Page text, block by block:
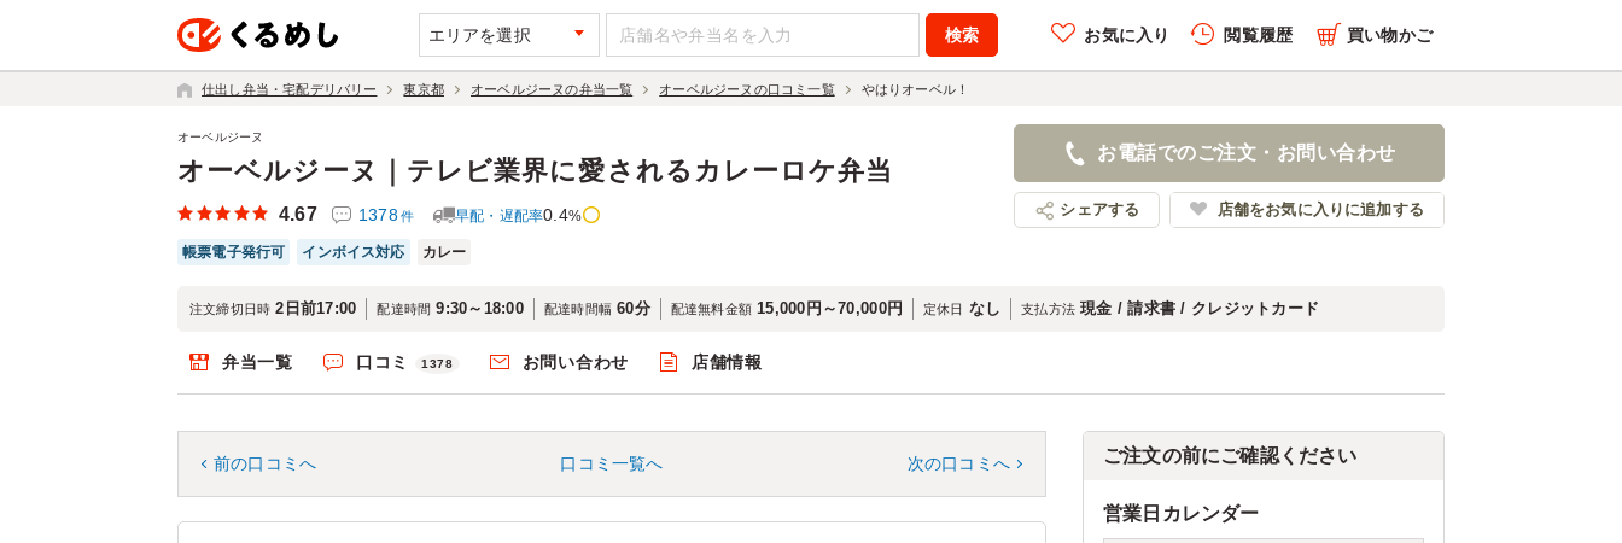
エリアを選択 お気に入り 閲覧履歴 買い物かご
仕出し弁当・宅配デリバリー 東京都 オーベルジーヌの弁当一覧 オーベルジーヌの口コミ一覧 やはりオーベル！
オーベルジーヌ｜テレビ業界に愛されるカレーロケ弁当
オーベルジーヌ
4.67 1378件 早配・遅配率0.4%
帳票電子発行可 インボイス対応 カレー
お電話でのご注文・お問い合わせ
シェアする 店舗をお気に入りに追加する
注文締切日時 2日前17:00 配達時間 9:30～18:00 配達時間幅 60分 配達無料金額 15,000円～70,000円 定休日 なし 支払方法 現金 / 請求書 / クレジットカード
弁当一覧 口コミ 1378 お問い合わせ 店舗情報
前の口コミへ 口コミ一覧へ 次の口コミへ ご注文の前にご確認ください
営業日カレンダー